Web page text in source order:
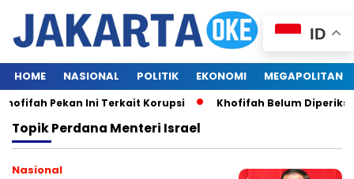
HOME NASIONAL POLITIK EKONOMI MEGAPOLITAN
Pekan Ini Terkait Korupsi Khofifah Belum
TopikPerdana Menteri Israel
Nasional
ID